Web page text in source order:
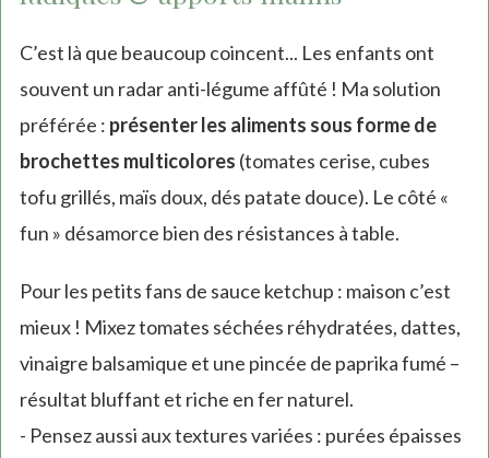
C’est là que beaucoup coincent... Les enfants ont
souvent un radar anti-légume affûté ! Ma solution
préférée : présenter les aliments sous forme de
brochettes multicolores (tomates cerise, cubes
tofu grillés, maïs doux, dés patate douce). Le côté «
fun » désamorce bien des résistances à table.
Pour les petits fans de sauce ketchup : maison c’est
mieux ! Mixez tomates séchées réhydratées, dattes,
vinaigre balsamique et une pincée de paprika fumé –
résultat bluffant et riche en fer naturel.
- Pensez aussi aux textures variées : purées épaisses